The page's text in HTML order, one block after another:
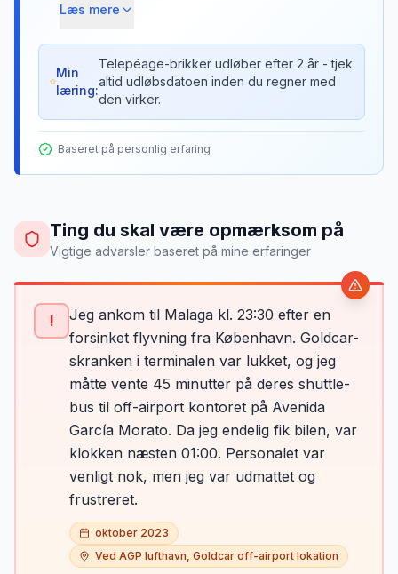
kontanter for en strækning der normalt
koster 8 EUR med brik. Kassedamen
forklarede at brikkerne udløber efter 2 år.
Læs mere
Min
læring:
Telepéage-brikker udløber efter 2 år - tjek
altid udløbsdatoen inden du regner med
den virker.
Baseret på personlig erfaring
Ting du skal være opmærksom på
Vigtige advarsler baseret på mine erfaringer
!
Jeg ankom til Malaga kl. 23:30 efter en
forsinket flyvning fra København. Goldcar-
skranken i terminalen var lukket, og jeg
måtte vente 45 minutter på deres shuttle-
bus til off-airport kontoret på Avenida
García Morato. Da jeg endelig fik bilen, var
klokken næsten 01:00. Personalet var
venligt nok, men jeg var udmattet og
frustreret.
oktober 2023
Ved AGP lufthavn, Goldcar off-airport lokation